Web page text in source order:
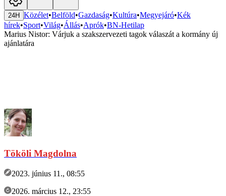
24H Közélet•Belföld•Gazdaság•Kultúra•Megyejáró•Kék
hírek•Sport•Világ•Állás•Aprók•BN-Hetilap
Marius Nistor: Várjuk a szakszervezeti tagok válaszát a kormány új
ajánlatára
Tököli Magdolna
2023. június 11., 08:55
2026. március 12., 23:55